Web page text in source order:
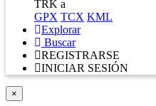
TRK a
GPX TCX KML
Explorar
Buscar
REGISTRARSE
INICIAR SESIÓN
×